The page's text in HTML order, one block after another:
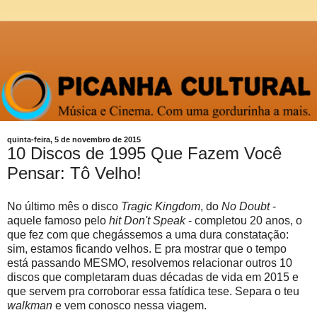
quinta-feira, 5 de novembro de 2015
10 Discos de 1995 Que Fazem Você
Pensar: Tô Velho!
No último mês o disco Tragic Kingdom, do No Doubt-
aquele famoso pelo hit Don't Speak- completou 20 anos, o
que fez com que chegássemos a uma dura constatação:
sim, estamos ficando velhos. E pra mostrar que o tempo
está passando MESMO, resolvemos relacionar outros 10
discos que completaram duas décadas de vida em 2015 e
que servem pra corroborar essa fatídica tese. Separa o teu
walkman e vem conosco nessa viagem.